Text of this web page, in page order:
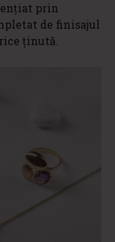
prin
de finisajul
ținută.